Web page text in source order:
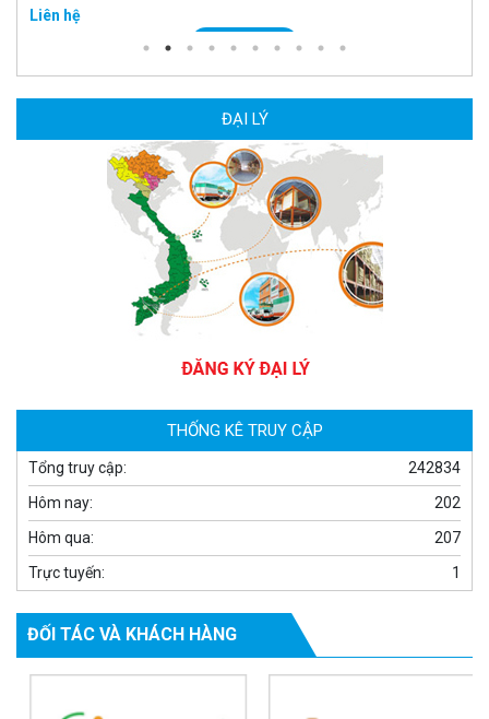
560.000 đ
MUA NGAY
MUA NGAY
Camera WiFi EZVIZ H8C 2K 4MP tích hợp Ai thông minh
ĐẠI LÝ
THỐNG KÊ TRUY CẬP
242834
Tổng truy cập:
202
Hôm nay:
207
Hôm qua:
1
Trực tuyến:
ĐỐI TÁC VÀ KHÁCH HÀNG